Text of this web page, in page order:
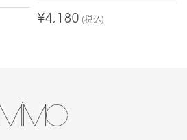
¥4,180 (税込)